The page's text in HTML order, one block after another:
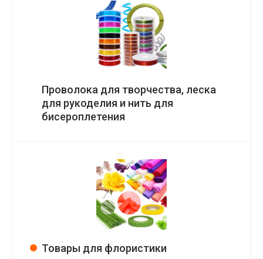
Проволока для творчества, леска
для рукоделия и нить для
бисероплетения
Товары для флористики